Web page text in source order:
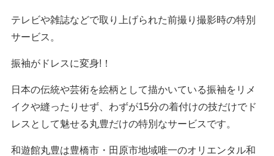
テレビや雑誌などで取り上げられた前撮り撮影時の特別
サービス。
振袖がドレスに変身!！
日本の伝統や芸術を絵柄として描かいている振袖をリメ
イクや縫ったりせず、わずが15分の着付けの技だけでド
レスとして魅せる丸豊だけの特別なサービスです。
和遊館丸豊は豊橋市・田原市地域唯一のオリエンタル和